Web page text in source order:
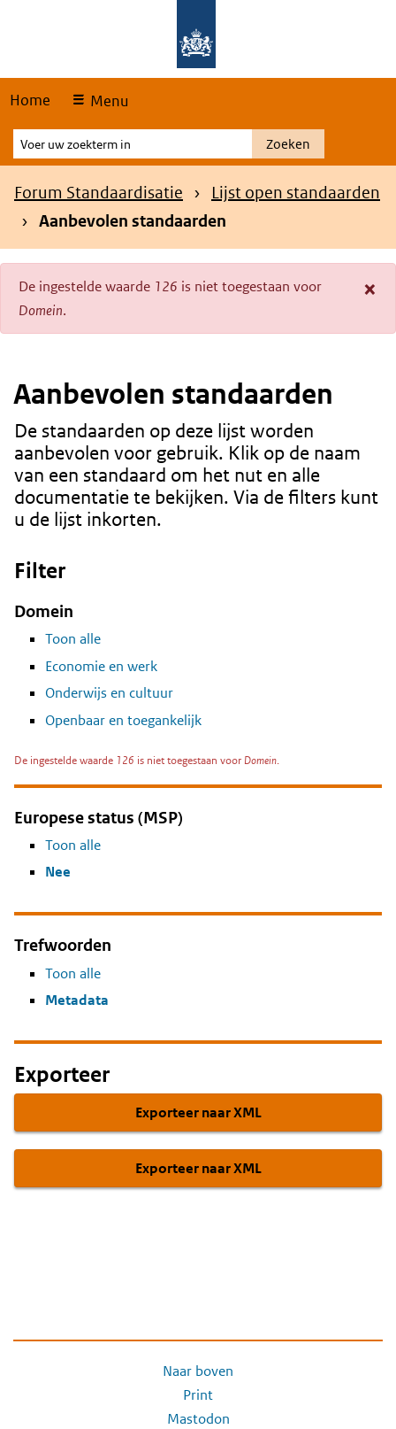
Home Menu
Voer
uw
zoekterm
Zoeken
Kruimelpad
Forum Standaardisatie
Lijst open standaarden
Aanbevolen standaarden
×
Foutmelding
De ingestelde waarde 126 is niet toegestaan voor
Domein.
Aanbevolen standaarden
Content
De standaarden op deze lijst worden
aanbevolen voor gebruik. Klik op de naam
van een standaard om het nut en alle
documentatie te bekijken. Via de filters kunt
u de lijst inkorten.
Filter
Domein
Toon alle
Economie en werk
Onderwijs en cultuur
Openbaar en toegankelijk
De ingestelde waarde 126 is niet toegestaan voor Domein.
Europese status (MSP)
Toon alle
Nee
Trefwoorden
Toon alle
Metadata
Exporteer
Exporteer naar XML
Exporteer naar XML
Naar boven
Print
Mastodon